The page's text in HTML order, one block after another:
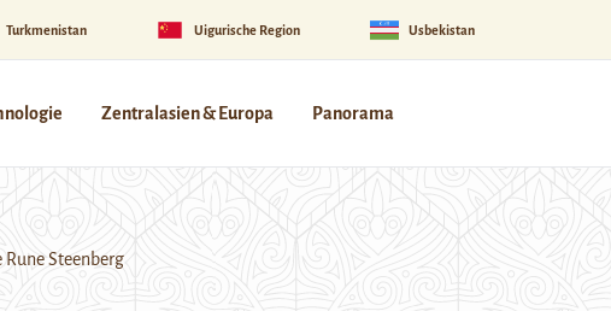
Turkmenistan Uigurische Region Usbekistan
Zentralasien & Europa Panorama
Steenberg